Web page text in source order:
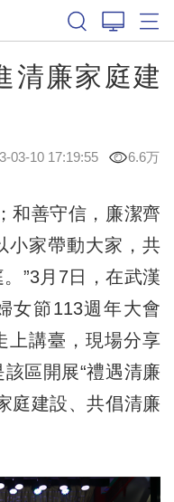
清廉家庭建
03-10 17:19:55 6.6万
善守信，廉潔齊
小家帶動大家，共
”3月7日，在武漢
女節113週年大會
上講臺，現場分享
區開展“禮遇清廉
庭建設、共倡清廉